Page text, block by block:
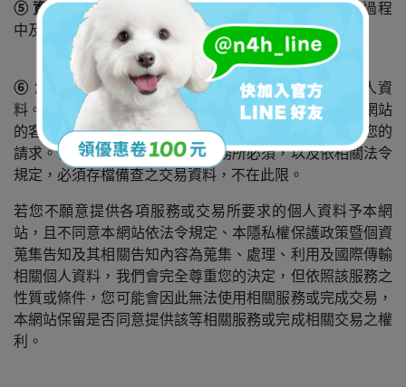
⑤ 資料保留期限
－您的個人資料將在您與我們的交易過程
中及法定保留期內保存。
⑥ 您的權利－您有權隨時查詢、更正或刪除您的個人資
料。如您有任何資料隱私相關的疑問或要求，請聯絡本網站
的客服團隊，我們會儘速處理，並在合理的時間內完成您的
請求。但因本網站執行職務、業務所必須，以及依相關法令
規定，必須存檔備查之交易資料，不在此限。
若您不願意提供各項服務或交易所要求的個人資料予本網
站，且不同意本網站依法令規定、本隱私權保護政策暨個資
蒐集告知及其相關告知內容為蒐集、處理、利用及國際傳輸
相關個人資料，我們會完全尊重您的決定，但依照該服務之
性質或條件，您可能會因此無法使用相關服務或完成交易，
本網站保留是否同意提供該等相關服務或完成相關交易之權
利。